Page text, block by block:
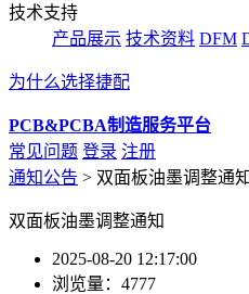
技术支持
产品展示 技术资料 DFM
为什么选择捷配
PCB&PCBA制造服务平台
常见问题 登录 注册
通知公告 > 双面板油墨调整通知
双面板油墨调整通知
2025-08-20 12:17:00
浏览量： 4777